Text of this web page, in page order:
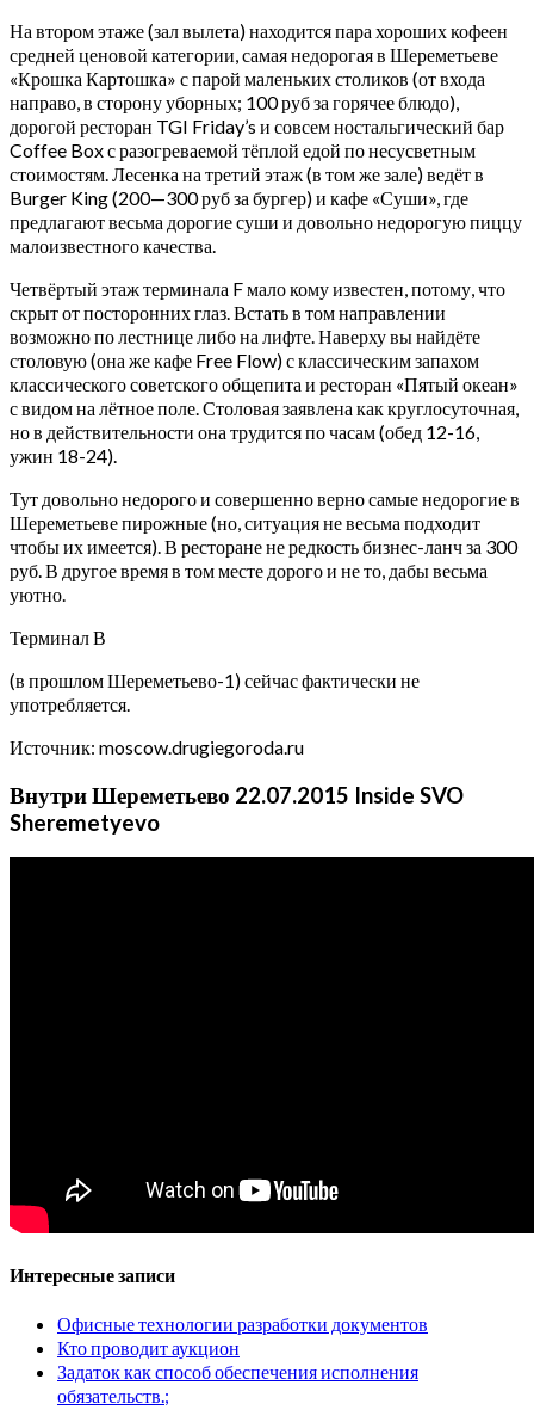
На втором этаже (зал вылета) находится пара хороших кофеен
средней ценовой категории, самая недорогая в Шереметьеве
«Крошка Картошка» с парой маленьких столиков (от входа
направо, в сторону уборных; 100 руб за горячее блюдо),
дорогой ресторан TGI Friday’s и совсем ностальгический бар
Coffee Box с разогреваемой тёплой едой по несусветным
стоимостям. Лесенка на третий этаж (в том же зале) ведёт в
Burger King (200—300 руб за бургер) и кафе «Суши», где
предлагают весьма дорогие суши и довольно недорогую пиццу
малоизвестного качества.
Четвёртый этаж терминала F мало кому известен, потому, что
скрыт от посторонних глаз. Встать в том направлении
возможно по лестнице либо на лифте. Наверху вы найдёте
столовую (она же кафе Free Flow) с классическим запахом
классического советского общепита и ресторан «Пятый океан»
с видом на лётное поле. Столовая заявлена как круглосуточная,
но в действительности она трудится по часам (обед 12-16,
ужин 18-24).
Тут довольно недорого и совершенно верно самые недорогие в
Шереметьеве пирожные (но, ситуация не весьма подходит
чтобы их имеется). В ресторане не редкость бизнес-ланч за 300
руб. В другое время в том месте дорого и не то, дабы весьма
уютно.
Терминал В
(в прошлом Шереметьево-1) сейчас фактически не
употребляется.
Источник: moscow.drugiegoroda.ru
Внутри Шереметьево 22.07.2015 Inside SVO
Sheremetyevo
Интересные записи
Офисные технологии разработки документов
Кто проводит аукцион
Задаток как способ обеспечения исполнения
обязательств.;